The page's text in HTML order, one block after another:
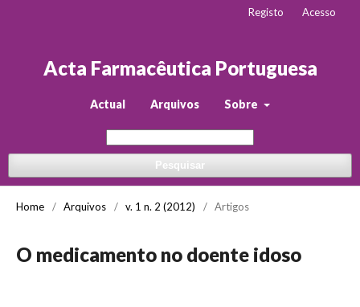
Acta Farmacêutica Portuguesa
Actual Arquivos Sobre
Pesquisar
Registo Acesso
Home / Arquivos / v. 1 n. 2 (2012) / Artigos
O medicamento no doente idoso